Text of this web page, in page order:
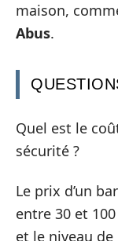
maison,
Abus.
Quel est le
sécurité ?
Le prix d’un
entre 30 et
et le niveau